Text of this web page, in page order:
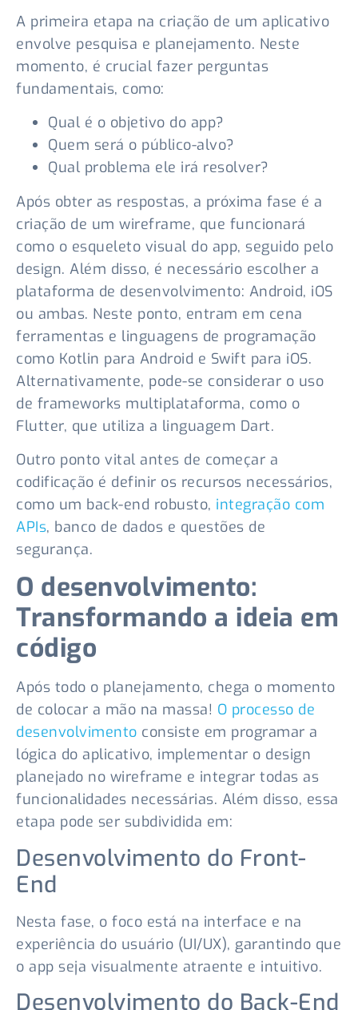
A primeira etapa na criação de um aplicativo
envolve pesquisa e planejamento. Neste
momento, é crucial fazer perguntas
fundamentais, como:
Qual é o objetivo do app?
Quem será o público-alvo?
Qual problema ele irá resolver?
Após obter as respostas, a próxima fase é a
criação de um wireframe, que funcionará
como o esqueleto visual do app, seguido pelo
design. Além disso, é necessário escolher a
plataforma de desenvolvimento: Android, iOS
ou ambas. Neste ponto, entram em cena
ferramentas e linguagens de programação
como Kotlin para Android e Swift para iOS.
Alternativamente, pode-se considerar o uso
de frameworks multiplataforma, como o
Flutter, que utiliza a linguagem Dart.
Outro ponto vital antes de começar a
codificação é definir os recursos necessários,
como um back-end robusto, integração com
APIs, banco de dados e questões de
segurança.
O desenvolvimento:
Transformando a ideia em
código
Após todo o planejamento, chega o momento
de colocar a mão na massa! O processo de
desenvolvimento consiste em programar a
lógica do aplicativo, implementar o design
planejado no wireframe e integrar todas as
funcionalidades necessárias. Além disso, essa
etapa pode ser subdividida em:
Desenvolvimento do Front-
End
Nesta fase, o foco está na interface e na
experiência do usuário (UI/UX), garantindo que
o app seja visualmente atraente e intuitivo.
Desenvolvimento do Back-End